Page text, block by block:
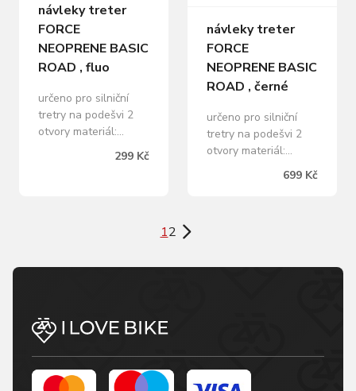
návleky treter
FORCE
NEOPRENE BASIC
ROAD , fluo
určeno pro silniční
tretry na podešvi 2
otvory materiál:
zapínaní z boční
299 Kč
návleky treter
FORCE
NEOPRENE BASIC
ROAD , černé
určeno pro silniční
tretry na podešvi 2
otvory materiál:
neopren 2 mm, 100%
nylon zapínaní z boční
sáčku s kartou FORCE
699 Kč
12